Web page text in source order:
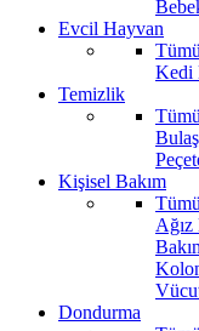
Evcil Hayvan
Kedi
Temizlik
Kişisel Bakım
Dondurma